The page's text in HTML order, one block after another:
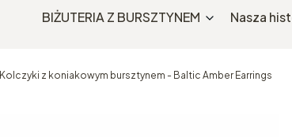
BIŻUTERIA Z BURSZTYNEM Nasza
Kolczyki z koniakowym bursztynem - Baltic Amber Earrings